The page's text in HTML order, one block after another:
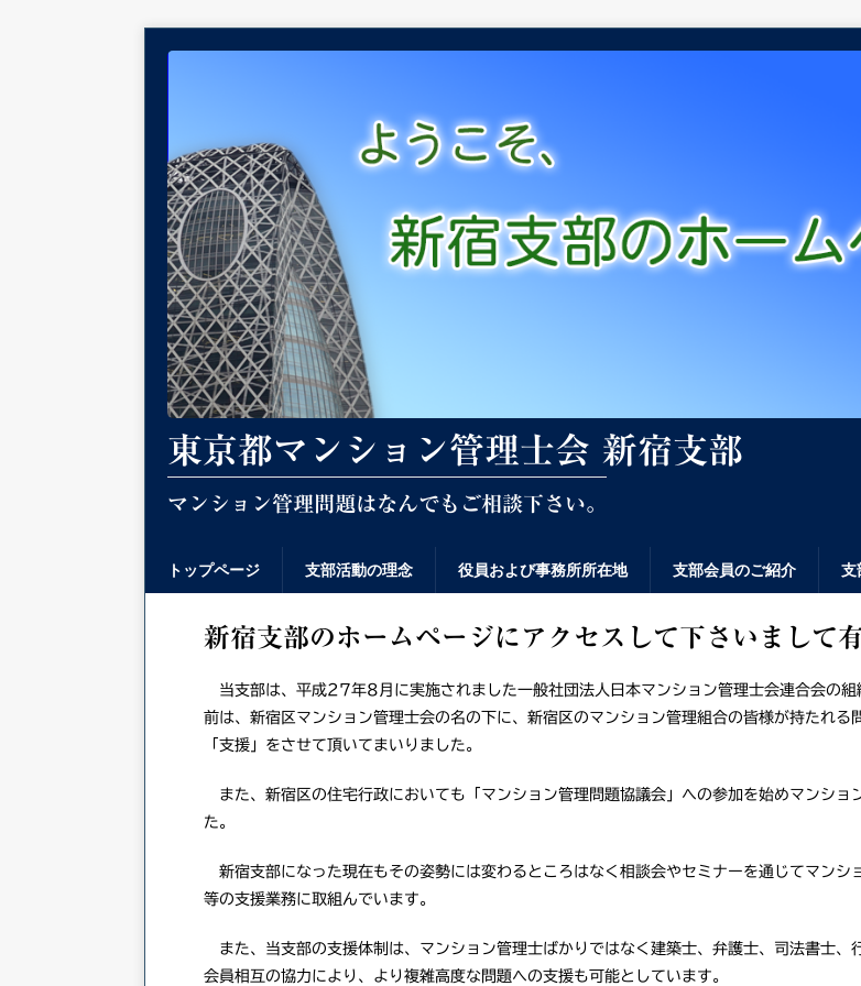
東京都マンション管理士会 新宿支部
マンション管理問題はなんでもご相談下さい。
トップページ 支部活動の理念 役員および事務所所在地 支部会員のご紹介 支
新宿支部のホームページにアクセスして下さいまして
当支部は、平成27年8月に実施されました一般社団法人日本マンション管理士会連合会の組
前は、新宿区マンション管理士会の名の下に、新宿区のマンション管理組合の皆様が持たれ
「支援」をさせて頂いてまいりました。
また、新宿区の住宅行政においても「マンション管理問題協議会」への参加を始めマンショ
た。
新宿支部になった現在もその姿勢には変わるところはなく相談会やセミナーを通じてマンシ
等の支援業務に取組んでいます。
また、当支部の支援体制は、マンション管理士ばかりではなく建築士、弁護士、司法書士、
会員相互の協力により、より複雑高度な問題への支援も可能としています。